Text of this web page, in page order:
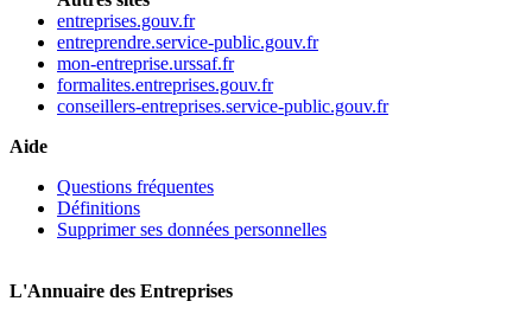
entreprises.gouv.fr
entreprendre.service-public.gouv.fr
mon-entreprise.urssaf.fr
formalites.entreprises.gouv.fr
conseillers-entreprises.service-public.gouv.fr
Aide
Questions fréquentes
Définitions
Supprimer ses données personnelles
L'Annuaire des Entreprises